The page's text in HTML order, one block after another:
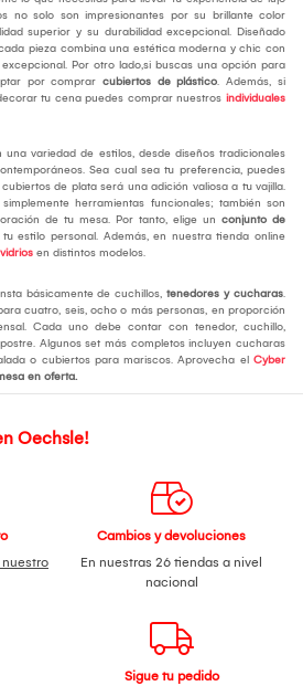
no solo son impresionantes por su brillante color
superior y su durabilidad excepcional. Diseñado
pieza combina una estética moderna y chic con
Por otro lado,si buscas una opción para
por comprar cubiertos de plástico. Además, si
tu cena puedes comprar nuestros individuales
variedad de estilos, desde diseños tradicionales
Sea cual sea tu preferencia, puedes
de plata será una adición valiosa a tu vajilla.
herramientas funcionales; también son
de tu mesa. Por tanto, elige un conjunto de
estilo personal. Además, en nuestra tienda online
en distintos modelos.
básicamente de cuchillos, tenedores y cucharas.
cuatro, seis, ocho o más personas, en proporción
Cada uno debe contar con tenedor, cuchillo,
Algunos set más completos incluyen cucharas
o cubiertos para mariscos. Aprovecha el Cyber
en oferta.
Oechsle!
nuestro
Cambios y devoluciones
En nuestras 26 tiendas a nivel
nacional
Sigue tu pedido